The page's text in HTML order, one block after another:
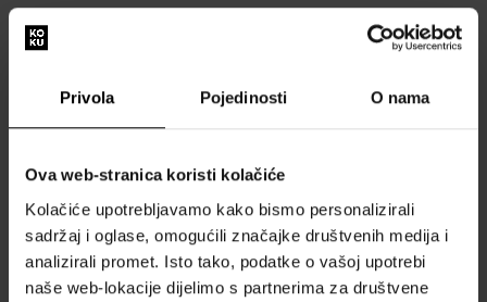
Privola Pojedinosti O nama
Ova web-stranica koristi kolačiće
Kolačiće upotrebljavamo kako bismo personalizirali
sadržaj i oglase, omogućili značajke društvenih medija i
analizirali promet. Isto tako, podatke o vašoj upotrebi
naše web-lokacije dijelimo s partnerima za društvene
O nama
OBRAZAC ZA KONTAKT
Opći uvjeti poslovanja
Zaštita privatnosti
OBRAZAC ZA REKLAMACIJU